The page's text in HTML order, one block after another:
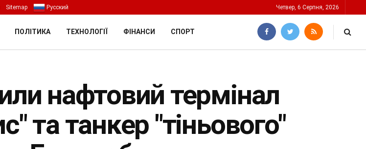
Sitemap Русский Четвер, 6 Серпня, 2026
ПОЛІТИКА ТЕХНОЛОГІЇ ФІНАНСИ СПОРТ
нафтовий термінал
та танкер "тіньового"